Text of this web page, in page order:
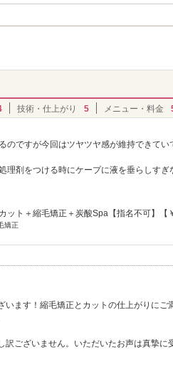
技術・仕上がり 5 メニュー・料金
ですが今回はツヤツヤ感が維持できてい
理剤をつける時にケープに液を垂らしす
ット＋縮毛矯正＋炭酸Spa【指名不可】【
矯正
ます！縮毛矯正とカットの仕上がりにご
ございません。いただいたお声は真摯に